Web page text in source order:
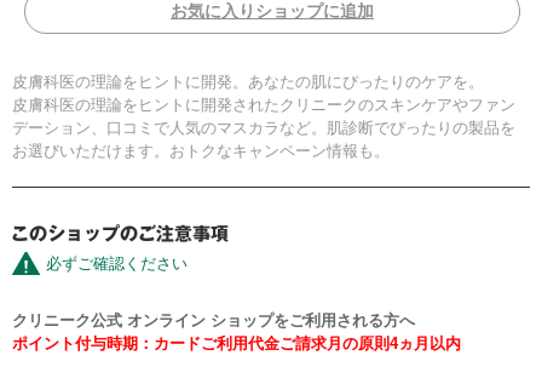
お気に入りショップに追加
皮膚科医の理論をヒントに開発。あなたの肌にぴったりのケアを。
皮膚科医の理論をヒントに開発されたクリニークのスキンケアやファン
デーション、口コミで人気のマスカラなど。肌診断でぴったりの製品を
お選びいただけます。おトクなキャンペーン情報も。
必ずご確認ください
クリニーク公式 オンライン ショップをご利用される方へ
ポイント付与時期：カードご利用代金ご請求月の原則4ヵ月以内